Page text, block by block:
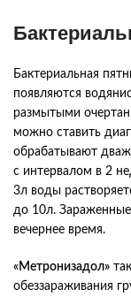
Бактериальная
появляются
размытыми
можно ставить
обрабатывают
с интервалом в 2
3л воды
до 10л. Зараженные
вечернее время.
«Метронизадол»
обеззараживания